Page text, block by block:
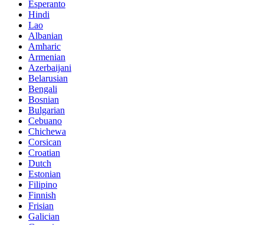
Esperanto
Hindi
Lao
Albanian
Amharic
Armenian
Azerbaijani
Belarusian
Bengali
Bosnian
Bulgarian
Cebuano
Chichewa
Corsican
Croatian
Dutch
Estonian
Filipino
Finnish
Frisian
Galician